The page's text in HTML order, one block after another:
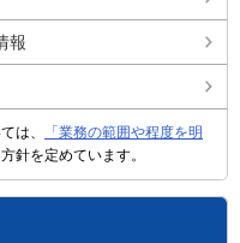
報
は、
「業務の範囲や程度を明
針を定めています。